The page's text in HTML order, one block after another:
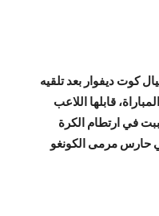
كوت ديفوار بعد تلقيه
65 من عمر المباراة، قابلها اللاعب
في ارتطام الكرة
حارس مرمى الكونغو